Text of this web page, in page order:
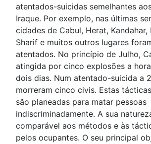
atentados-suicidas semelhantes
Iraque. Por exemplo, nas últimas
cidades de Cabul, Herat, Kandahar,
Sharif e muitos outros lugares
atentados. No princípio de Julho,
atingida por cinco explosões a
dois dias. Num atentado-suicida a
morreram cinco civis. Estas
são planeadas para matar pessoas
indiscriminadamente. A sua
comparável aos métodos e às
pelos ocupantes. O seu principal